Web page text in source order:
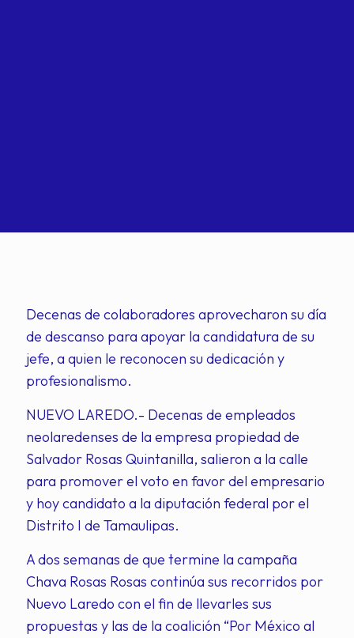
Decenas de colaboradores aprovecharon su día
de descanso para apoyar la candidatura de su
jefe, a quien le reconocen su dedicación y
profesionalismo.
NUEVO LAREDO.- Decenas de empleados
neolaredenses de la empresa propiedad de
Salvador Rosas Quintanilla, salieron a la calle
para promover el voto en favor del empresario
y hoy candidato a la diputación federal por el
Distrito I de Tamaulipas.
A dos semanas de que termine la campaña
Chava Rosas Rosas continúa sus recorridos por
Nuevo Laredo con el fin de llevarles sus
propuestas y las de la coalición “Por México al